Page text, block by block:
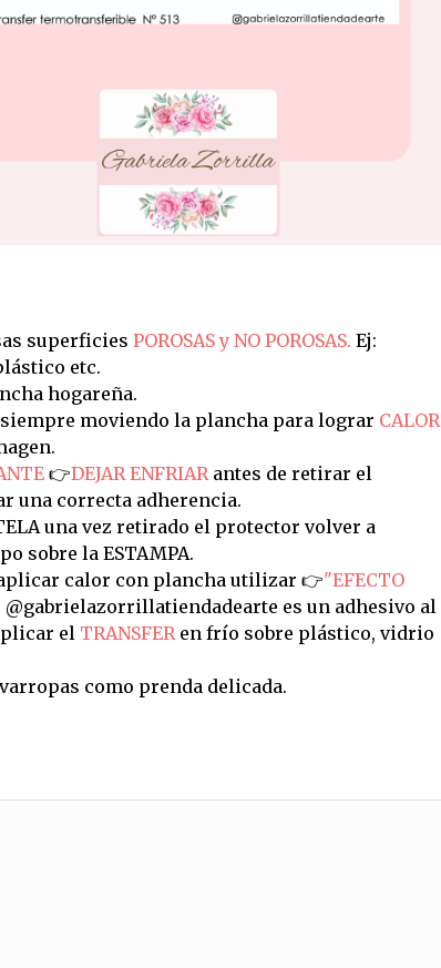
superficies POROSAS y NO POROSAS. Ej:
etc.
hogareña.
moviendo la plancha para lograr CALOR
👉DEJAR ENFRIARantes de retirar el
una correcta adherencia.
una vez retirado el protector volver a
sobre la ESTAMPA.
calor con plancha utilizar 👉"EFECTO
@gabrielazorrillatiendadearte es un adhesivo al
el TRANSFERen frío sobre plástico, vidrio
como prenda delicada.